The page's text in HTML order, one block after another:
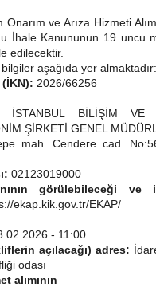
ve Arıza Hizmeti
İhale Kanununun 19 uncu
edilecektir.
bilgiler aşağıda yer almaktadır:
(İKN): 2026/66256
İSTANBUL BİLİŞİM VE
ŞİRKETİ GENEL
mah. Cendere cad.
02123019000
görülebileceği ve
ekap.kik.gov.tr/EKAP/
- 11:00
açılacağı) adres:
odası
alımının